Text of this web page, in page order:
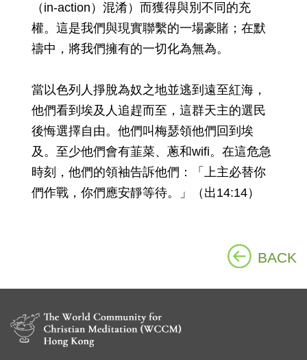
（in-action）混淆）而獲得與別不同的充
權。這是我們與現實聯繫的一場豪賭；在默
禱中，將我們擁有的一切化為無為。
當以色列人掙脫為奴之地並逃到遠至紅海，
他們看到埃及人追趕而至，這群天主的選民
後悔選擇自由。他們叫梅瑟領他們回到埃
及。至少他們會有韮菜、蔥和wifi。在這危急
時刻，他們的領袖告訴他們：「上主必替你
們作戰，你們應安靜等待。」（出14:14）
BACK